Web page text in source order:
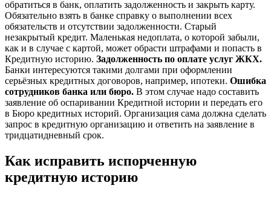
обратиться в банк, оплатить задолженность и закрыть карту.
Обязательно взять в банке справку о выполнении всех
обязательств и отсутствии задолженности. Старый
незакрытый кредит. Маленькая недоплата, о которой забыли,
как и в случае с картой, может обрасти штрафами и попасть в
Кредитную историю. Задолженность по оплате услуг ЖКХ.
Банки интересуются такими долгами при оформлении
серьёзных кредитных договоров, например, ипотеки. Ошибка
сотрудников банка или бюро. В этом случае надо составить
заявление об оспаривании Кредитной истории и передать его
в Бюро кредитных историй. Организация сама должна сделать
запрос в кредитную организацию и ответить на заявление в
тридцатидневный срок.
Как исправить испорченную
кредитную историю